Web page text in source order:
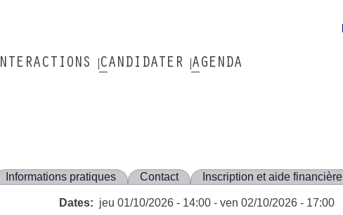
INTERACTIONS CANDIDATER AGENDA
Informations pratiques Contact Inscription et aide financière
Dates jeu 01/10/2026 - 14:00 -ven 02/10/2026 - 17:00